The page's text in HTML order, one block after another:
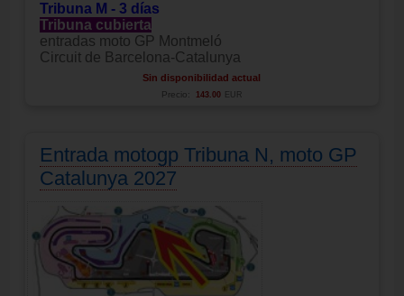
Tribuna M - 3 días
Tribuna cubierta
entradas moto GP Montmeló
Circuit de Barcelona-Catalunya
Sin disponibilidad actual
Precio: 143.00 EUR
Entrada motogp Tribuna N, moto GP
Catalunya 2027